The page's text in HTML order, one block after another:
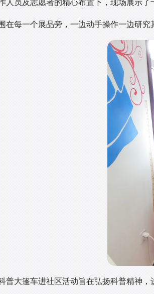
人员及志愿者的精心布置下，现场展示
在每一个展品旁，一边动手操作一边研
普大篷车进社区活动旨在弘扬科普精神